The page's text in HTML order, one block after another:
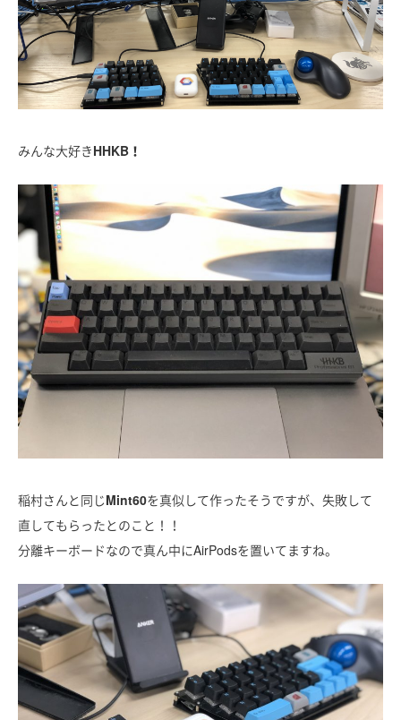
みんな大好きHHKB！
稲村さんと同じMint60を真似して作ったそうですが、失敗して
直してもらったとのこと！！
分離キーボードなので真ん中にAirPodsを置いてますね。